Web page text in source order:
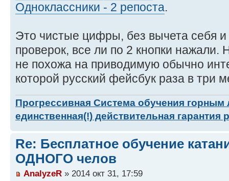
Одноклассники - 2 репоста.
Это чистые цифры, без вычета себя
проверок, все ли по 2 кнопки нажали.
не похожа на приводимую обычно
которой русский фейсбук раза в три
Прогрессивная Система обучения
единственная(!) действительная гарантия
Re: Бесплатное обучение
ОДНОГО челов
AnalyzeR » 2014 окт 31, 17:59